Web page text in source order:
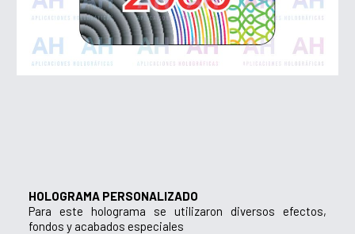
HOLOGRAMA PERSONALIZADO
Para este holograma se utilizaron diversos efectos,
fondos y acabados especiales